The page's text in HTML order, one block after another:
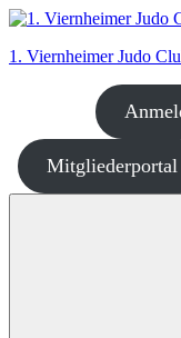
Zum
springen
1. Viernheimer Judo
dort
wo
es
Mitgliederportal